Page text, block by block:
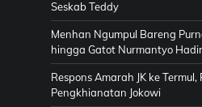
Seskab Teddy
Menhan Ngumpul Bareng
hingga Gatot Nurmantyo Hadir
Respons Amarah JK ke Termul,
Pengkhianatan Jokowi